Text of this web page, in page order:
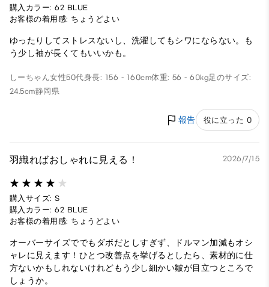
購入カラー: 62 BLUE
お客様の着用感: ちょうどよい
ゆったりしてストレスないし、洗濯してもシワにならない。も
う少し袖が長くてもいいかも。
しーちゃん女性50代身長: 156 - 160cm体重: 56 - 60kg足のサイズ:
24.5cm静岡県
報告 役に立った 0
羽織ればおしゃれに見える！ 2026/7/15
購入サイズ: S
購入カラー: 62 BLUE
お客様の着用感: ちょうどよい
オーバーサイズででもダボだとしすぎず、ドルマン加減もオシ
ャレに見えます！ひとつ改善点を挙げるとしたら、素材的に仕
方ないかもしれないけれどもう少し細かい皺が目立つところで
しょうか。